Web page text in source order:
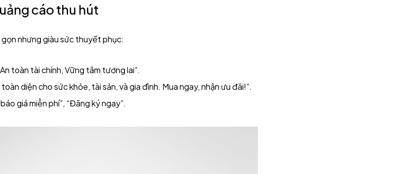
cáo thu hút
nhưng giàu sức thuyết phục:
toàn tài chính, Vững tâm tương lai”.
diện cho sức khỏe, tài sản, và gia đình. Mua ngay, nhận ưu đãi!”.
giá miễn phí”, “Đăng ký ngay”.